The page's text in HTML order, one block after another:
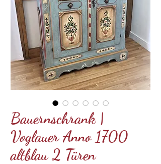
Bauernschrank |
Voglauer Anno 1700
altblau 2 Türen